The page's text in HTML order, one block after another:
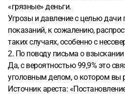
«грязные» деньги.
Угрозы и давление с целью дачи
показаний, к сожалению,
таких случаях, особенно с
2. По поводу письма о взыскании
Да, с вероятностью 99,9% это
уголовным делом, о котором вы
Источник ареста: